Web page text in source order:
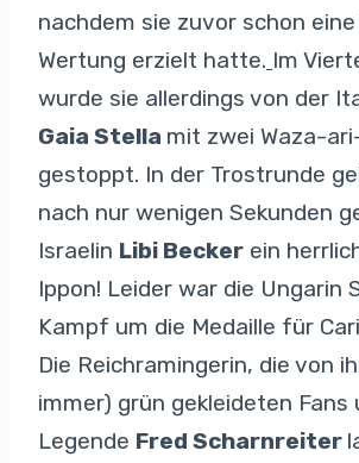
nachdem sie zuvor schon eine
Wertung erzielt hatte. Im
wurde sie allerdings von der
Gaia Stella mit zwei Waza-
gestoppt. In der Trostrunde
nach nur wenigen Sekunden
Israelin Libi Becker ein
Ippon! Leider war die Ungarin
Kampf um die Medaille für
Die Reichramingerin, die von
immer) grün gekleideten Fans
Legende Fred Scharnreiter